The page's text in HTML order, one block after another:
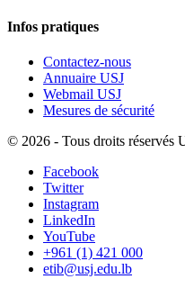
Infos pratiques
Contactez-nous
Annuaire USJ
Webmail USJ
Mesures de sécurité
© 2026 - Tous droits réservés
Facebook
Twitter
Instagram
LinkedIn
YouTube
+961 (1) 421 000
etib@usj.edu.lb